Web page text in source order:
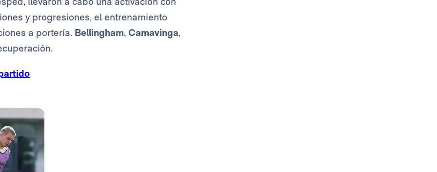
y progresiones, el entrenamiento
a portería. Bellingham, Camavinga,